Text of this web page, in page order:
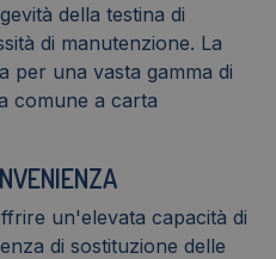
della testina di
di manutenzione. La
per una vasta gamma di
comune a carta
un'elevata capacità di
di sostituzione delle